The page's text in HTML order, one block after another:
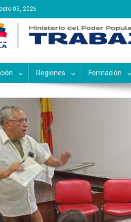
05, 2026
Nacional de
Regiones Formación